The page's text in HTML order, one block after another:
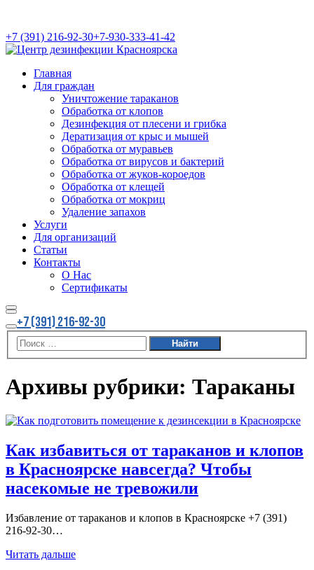
+7 (391) 216-92-30+7-930-333-41-42
Главная
Для граждан
Уничтожение тараканов
Обработка от клопов
Дезинфекция от плесени и грибка
Дератизация от крыс и мышей
Обработка от муравьев
Обработка от вирусов и бактерий
Обработка от жуков-короедов
Обработка от клещей
Обработка от мокриц
Удаление запахов
Услуги
Для организаций
Статьи
Контакты
О Нас
Сертификаты
Найти
Больше
информации
Главное
меню
+7 (391) 216-92-30
Архивы рубрики: Тараканы
Как избавиться от тараканов и клопов
в Красноярске навсегда? Чтобы
насекомые не тревожили
Избавление от тараканов и клопов в Красноярске +7 (391)
216-92-30…
Читать дальше